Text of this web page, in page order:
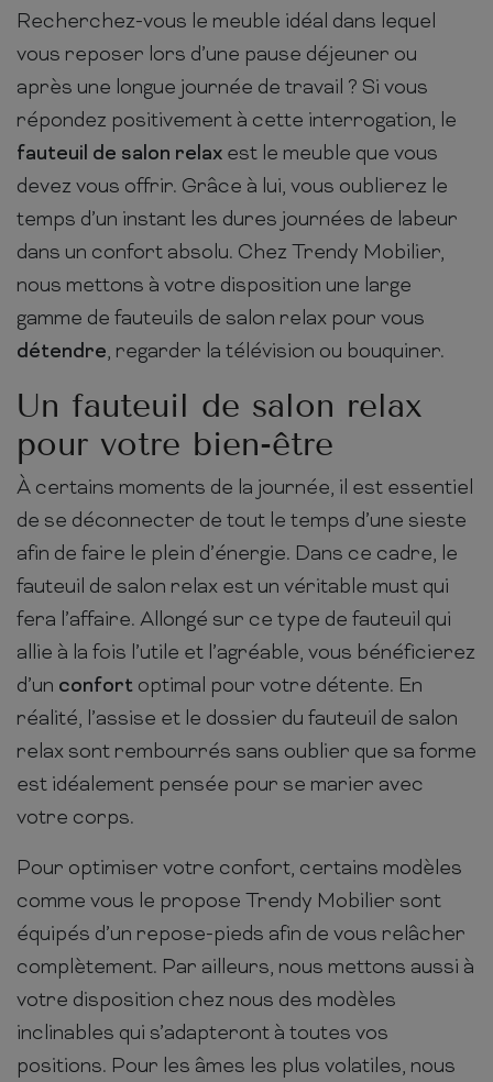
Recherchez-vous le meuble idéal dans lequel
vous reposer lors d’une pause déjeuner ou
après une longue journée de travail ? Si vous
répondez positivement à cette interrogation, le
fauteuil de salon relax est le meuble que vous
devez vous offrir. Grâce à lui, vous oublierez le
temps d’un instant les dures journées de labeur
dans un confort absolu. Chez Trendy Mobilier,
nous mettons à votre disposition une large
gamme de fauteuils de salon relax pour vous
détendre, regarder la télévision ou bouquiner.
Un fauteuil de salon relax
pour votre bien-être
À certains moments de la journée, il est essentiel
de se déconnecter de tout le temps d’une sieste
afin de faire le plein d’énergie. Dans ce cadre, le
fauteuil de salon relax est un véritable must qui
fera l’affaire. Allongé sur ce type de fauteuil qui
allie à la fois l’utile et l’agréable, vous bénéficierez
d’un confort optimal pour votre détente. En
réalité, l’assise et le dossier du fauteuil de salon
relax sont rembourrés sans oublier que sa forme
est idéalement pensée pour se marier avec
votre corps.
Pour optimiser votre confort, certains modèles
comme vous le propose Trendy Mobilier sont
équipés d’un repose-pieds afin de vous relâcher
complètement. Par ailleurs, nous mettons aussi à
votre disposition chez nous des modèles
inclinables qui s’adapteront à toutes vos
positions. Pour les âmes les plus volatiles, nous